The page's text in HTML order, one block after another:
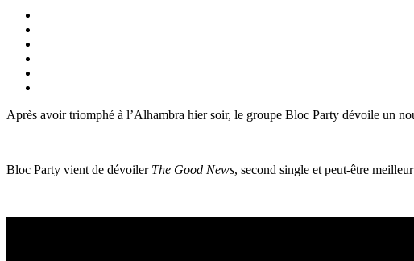
Après avoir triomphé à l’Alhambra hier soir, le groupe Bloc Party dévoile un
Bloc Party vient de dévoiler The Good News, second single et peut-être